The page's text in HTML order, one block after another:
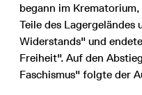
begann im
Teile des Lagergeländes
Widerstands" und
Freiheit". Auf den
Faschismus" folgte der